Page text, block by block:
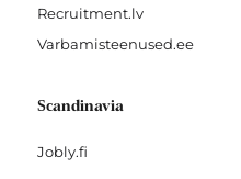
Recruitment.lv
Varbamisteenused.ee
Scandinavia
Jobly.fi